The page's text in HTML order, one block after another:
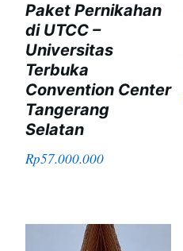
Paket Pernikahan
di UTCC –
Universitas
Terbuka
Convention Center
Tangerang
Selatan
Rp57.000.000